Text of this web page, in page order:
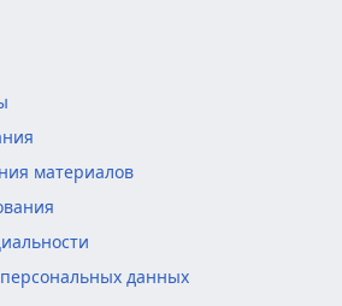
материалов
данных